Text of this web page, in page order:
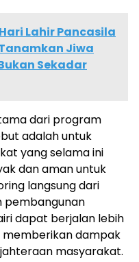
Lahir Pancasila
Tanamkan Jiwa
Sekadar
dari program
adalah untuk
yang selama ini
dan aman untuk
langsung dari
pembangunan
dapat berjalan lebih
dampak
masyarakat.